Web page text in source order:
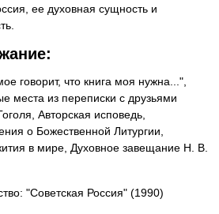
ее духовная сущность и
говорит, что книга моя нужна...",
места из переписки с друзьями
Авторская исповедь,
о Божественной Литургии,
в мире, Духовное завещание Н. В.
"Советская Россия" (1990)